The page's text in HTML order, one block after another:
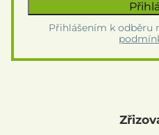
Přihlášením k odběru